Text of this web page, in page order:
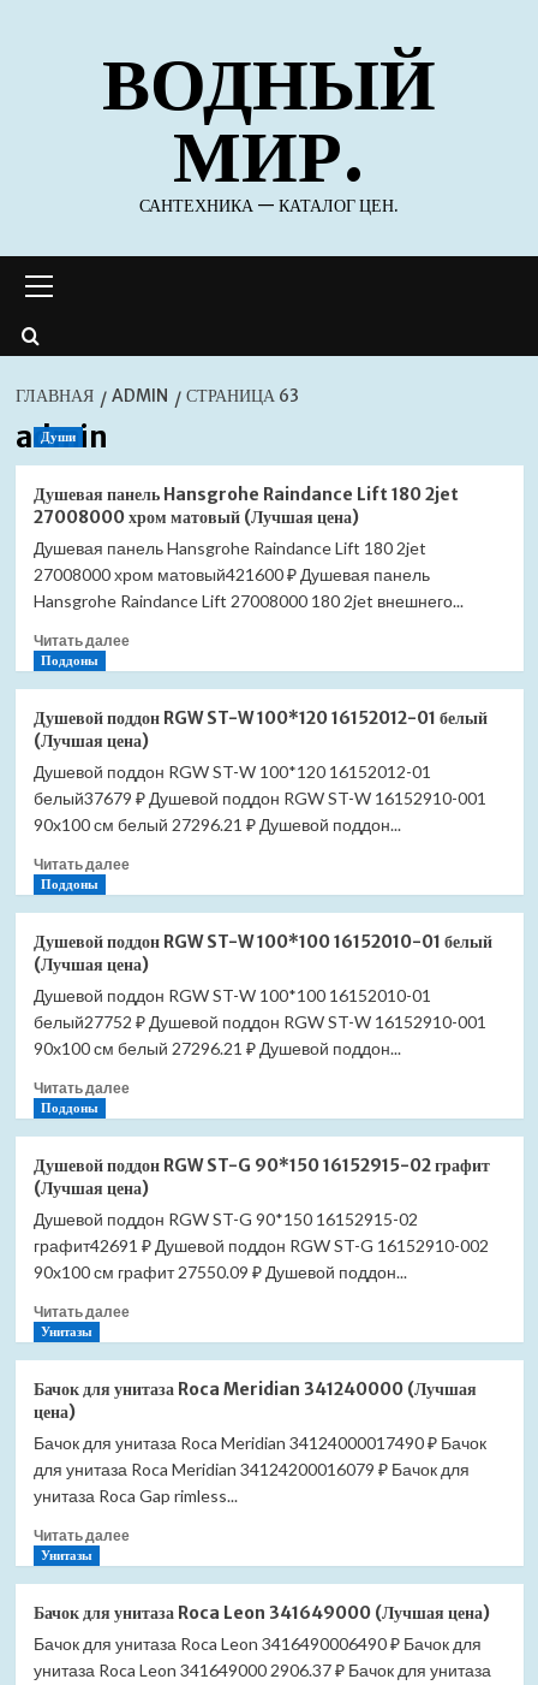
содержимомуВОДНЫЙ
МИР.
САНТЕХНИКА — КАТАЛОГ ЦЕН.
меню
ГЛАВНАЯ ADMIN СТРАНИЦА 63
admin
Души
Душевая панель Hansgrohe Raindance Lift 180 2jet
27008000 хром матовый (Лучшая цена)
Душевая панель Hansgrohe Raindance Lift 180 2jet
27008000 хром матовый421600 ₽ Душевая панель
Hansgrohe Raindance Lift 27008000 180 2jet внешнего...
Читать далееПрочитать
панель
Hansgrohe
Raindance
Lift
180
27008000
матовый
(Лучшая
цена)
Поддоны
Душевой поддон RGW ST-W 100*120 16152012-01 белый
(Лучшая цена)
Душевой поддон RGW ST-W 100*120 16152012-01
белый37679 ₽ Душевой поддон RGW ST-W 16152910-001
90x100 см белый 27296.21 ₽ Душевой поддон...
Читать далееПрочитать
поддон
RGW
ST-
W
100*120
01
(Лучшая
цена)
Поддоны
Душевой поддон RGW ST-W 100*100 16152010-01 белый
(Лучшая цена)
Душевой поддон RGW ST-W 100*100 16152010-01
белый27752 ₽ Душевой поддон RGW ST-W 16152910-001
90x100 см белый 27296.21 ₽ Душевой поддон...
Читать далееПрочитать
поддон
RGW
ST-
W
100*100
01
(Лучшая
Поддоны
Душевой поддон RGW ST-G 90*150 16152915-02 графит
(Лучшая цена)
Душевой поддон RGW ST-G 90*150 16152915-02
графит42691 ₽ Душевой поддон RGW ST-G 16152910-002
90x100 см графит 27550.09 ₽ Душевой поддон...
Читать далееПрочитать
поддон
ST-
G
90*150
02
(Лучшая
Унитазы
Бачок для унитаза Roca Meridian 341240000 (Лучшая
цена)
Бачок для унитаза Roca Meridian 34124000017490 ₽ Бачок
для унитаза Roca Meridian 34124200016079 ₽ Бачок для
унитаза Roca Gap rimless...
Читать далееПрочитать
для
унитаза
Roca
Унитазы
Бачок для унитаза Roca Leon 341649000 (Лучшая цена)
Бачок для унитаза Roca Leon 3416490006490 ₽ Бачок для
унитаза Roca Leon 341649000 2906.37 ₽ Бачок для унитаза